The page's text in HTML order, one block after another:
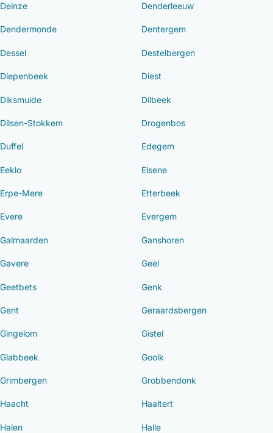
Deinze Denderleeuw
Dendermonde Dentergem
Dessel Destelbergen
Diepenbeek Diest
Diksmuide Dilbeek
Dilsen-Stokkem Drogenbos
Duffel Edegem
Eeklo Elsene
Erpe-Mere Etterbeek
Evere Evergem
Galmaarden Ganshoren
Gavere Geel
Geetbets Genk
Gent Geraardsbergen
Gingelom Gistel
Glabbeek Gooik
Grimbergen Grobbendonk
Haacht Haaltert
Halen Halle